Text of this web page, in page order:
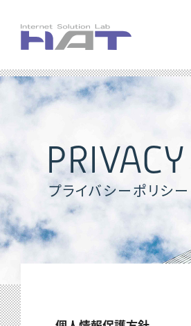
プライバシーポリシー